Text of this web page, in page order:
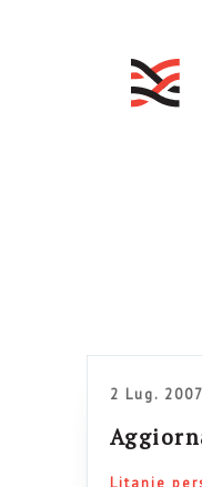
2 Lug. 2007
Litanie